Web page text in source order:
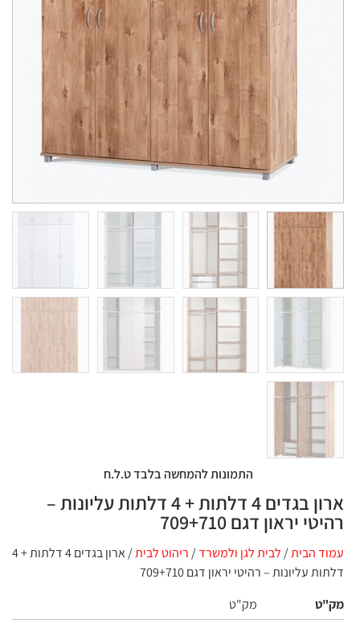
התמונות להמחשה בלבד ט.ל.ח
ארון בגדים 4 דלתות + 4 דלתות עליונות –
יראון דגם 709+710
הבית/לבית לגן ולמשרד/ריהוט לבית
/ ארון בגדים 4 דלתות + 4
עליונות – רהיטי יראון דגם 709+710